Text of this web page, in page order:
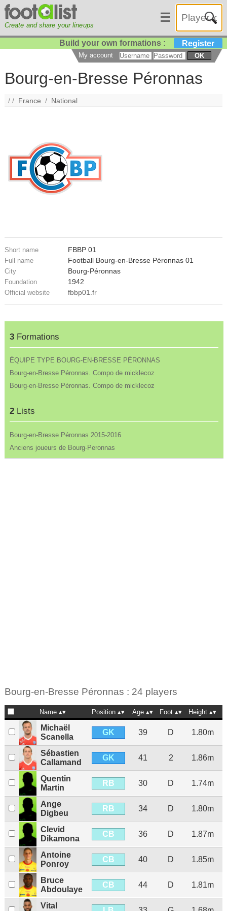
Create and share your lineups
☰
Build your own formations : Register
My account OK
Bourg-en-Bresse Péronnas
/ / France / National
Short name FBBP 01
Full name Football Bourg-en-Bresse Péronnas 01
City Bourg-Péronnas
Foundation 1942
Official website fbbp01.fr
3Formations
ÉQUIPE TYPE BOURG-EN-BRESSE PÉRONNAS
Bourg-en-Bresse Péronnas. Compo de micklecoz
Bourg-en-Bresse Péronnas. Compo de micklecoz
2Lists
Bourg-en-Bresse Péronnas 2015-2016
Anciens joueurs de Bourg-Peronnas
Bourg-en-Bresse Péronnas : 24 players
Name Position Age Foot Height
Michaël
Scanella
GK 39 D 1.80m
Sébastien
Callamand
GK 41 2 1.86m
Quentin
Martin
RB 30 D 1.74m
Ange
Digbeu
RB 34 D 1.80m
Clevid
Dikamona
CB 36 D 1.87m
Antoine
Ponroy
CB 40 D 1.85m
Bruce
Abdoulaye
CB 44 D 1.81m
Vital